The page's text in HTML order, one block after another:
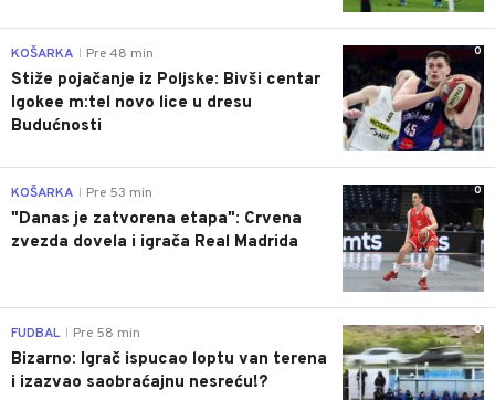
0
KOŠARKA Pre 48 min
Stiže pojačanje iz Poljske: Bivši centar
Igokee m:tel novo lice u dresu
Budućnosti
0
KOŠARKA Pre 53 min
"Danas je zatvorena etapa": Crvena
zvezda dovela i igrača Real Madrida
0
FUDBAL Pre 58 min
Bizarno: Igrač ispucao loptu van terena
i izazvao saobraćajnu nesreću!?